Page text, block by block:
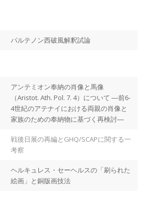
パルテノン西破風解釈試論
アンテミオン奉納の肖像と馬像
（Aristot. Ath. Pol. 7. 4）について ―前6-
4世紀のアテナイにおける両親の肖像と
家族のための奉納物に基づく再検討―
戦後日展の再編とGHQ/SCAPに関する一
考察
ヘルキュレス・セーヘルスの「刷られた
絵画」と銅版画技法